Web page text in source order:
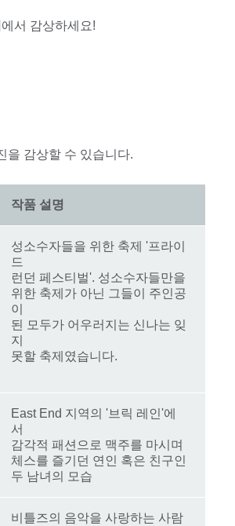
에서 감상하세요!
을 감상할 수 있습니다.
작품 설명
성소수자들을 위한 축제 '프라이
드
런던 페스티벌'. 성소수자들만을
위한 축제가 아닌 그들이 주인공
이
된 모두가 어우러지는 신나는 잊
지
못할 축제였습니다.
East End 지역의 '브릭 레인'에
서
감각적 패션으로 맥주를 마시며
체스를 즐기던 연인 혹은 친구인
두 남녀의 모습
비틀즈의 음악을 사랑하는 사람